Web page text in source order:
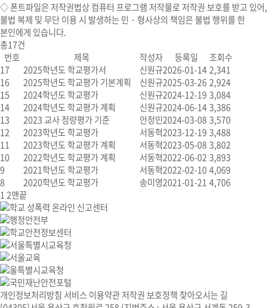
◇폰트파일은 저작권법상 컴퓨터 프로그램 저작물로 저작권 보호를 받고 있어,
불법 복제 및 무단 이용 시 발생하는 민・형사상의 책임은 불법 행위를 한
본인에게 있습니다.
총17건
번호
제목 작성자 등록일
조회수
17
2025학년도 학교평가서 신원규2026-01-142,341
16
2025학년도 학교평가 기본계획 신원규2025-03-262,924
15
2024학년도 학교평가 신원규2024-12-193,084
14
2024학년도 학교평가 계획 신원규2024-06-143,386
13
2023 교사 정량평가 기준 안정민2024-03-083,570
12
2023학년도 학교평가 서동혁2023-12-193,488
11
2023학년도 학교평가 계획 서동혁2023-05-083,802
10
2022학년도 학교평가 계획 서동혁2022-06-023,893
9
2021학년도 학교평가 서동혁2022-02-104,069
8
2020학년도 학교평가 송미영2021-01-21 4,706
12맨끝
개인정보처리방침 서비스 이용약관저작권 보호정책 찾아오시는 길